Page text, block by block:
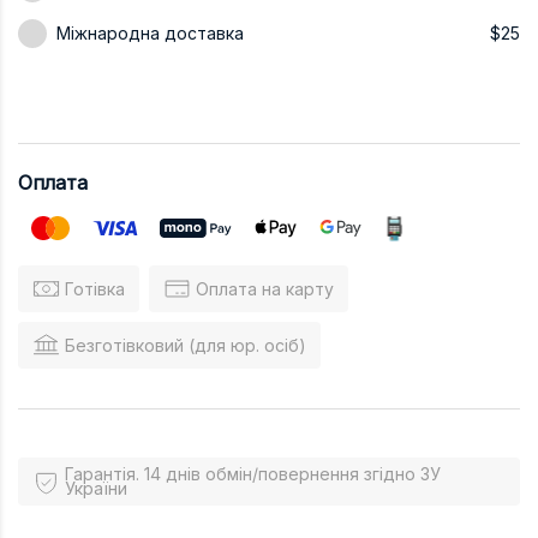
Міжнародна доставка $25
Оплата
Готівка Оплата на карту
Безготівковий (для юр. осіб)
Гарантія. 14 днів обмін/повернення згідно ЗУ
України